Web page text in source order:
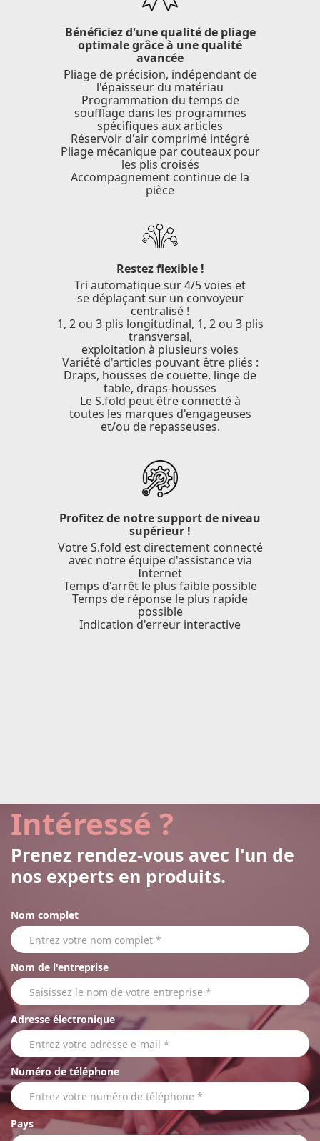
Bénéficiez d'une qualité de pliage
optimale grâce à une qualité
avancée
Pliage de précision, indépendant de
l'épaisseur du matériau
Programmation du temps de
soufflage dans les programmes
spécifiques aux articles
Réservoir d'air comprimé intégré
Pliage mécanique par couteaux pour
les plis croisés
Accompagnement continue de la
pièce
Restez flexible !
Tri automatique sur 4/5 voies et
se déplaçant sur un convoyeur
centralisé !
1, 2 ou 3 plis longitudinal, 1, 2 ou 3 plis
transversal,
exploitation à plusieurs voies
Variété d'articles pouvant être pliés :
Draps, housses de couette, linge de
table, draps-housses
Le S.fold peut être connecté à
toutes les marques d'engageuses
et/ou de repasseuses.
Profitez de notre support de niveau
supérieur !
Votre S.fold est directement connecté
avec notre équipe d'assistance via
Internet
Temps d'arrêt le plus faible possible
Temps de réponse le plus rapide
possible
Indication d'erreur interactive
Intéressé ?
Prenez rendez-vous avec l'un de
nos experts en produits.
Nom complet
Nom de l'entreprise
Adresse électronique
Numéro de téléphone
Pays